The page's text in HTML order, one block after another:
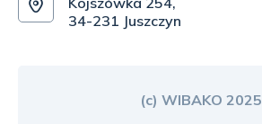
34-231 Juszczyn
(c) WIBAKO 2025